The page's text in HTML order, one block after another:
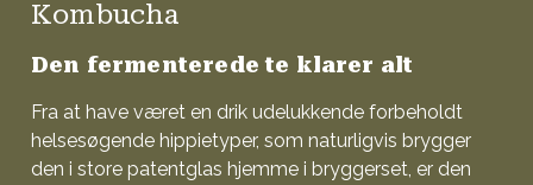
Kombucha
Den fermenterede te klarer alt
Fra at have været en drik udelukkende forbeholdt
helsesøgende hippietyper, som naturligvis brygger
den i store patentglas hjemme i bryggerset, er den